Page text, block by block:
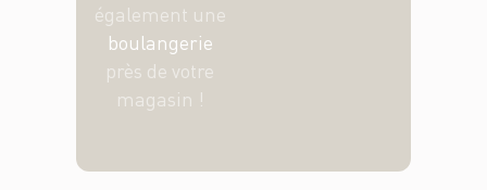
également une
boulangerie
près de votre
magasin !